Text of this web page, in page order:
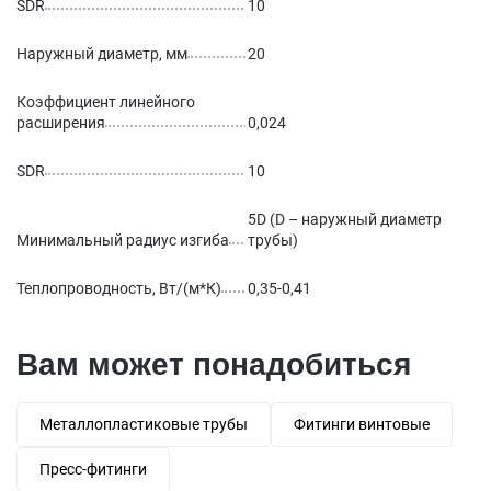
SDR 10
Наружный диаметр, мм 20
Коэффициент линейного
расширения
0,024
SDR 10
Минимальный радиус изгиба
5D (D – наружный диаметр
трубы)
Теплопроводность, Вт/(м*К) 0,35-0,41
Вам может понадобиться
Металлопластиковые трубы Фитинги винтовые
Пресс-фитинги